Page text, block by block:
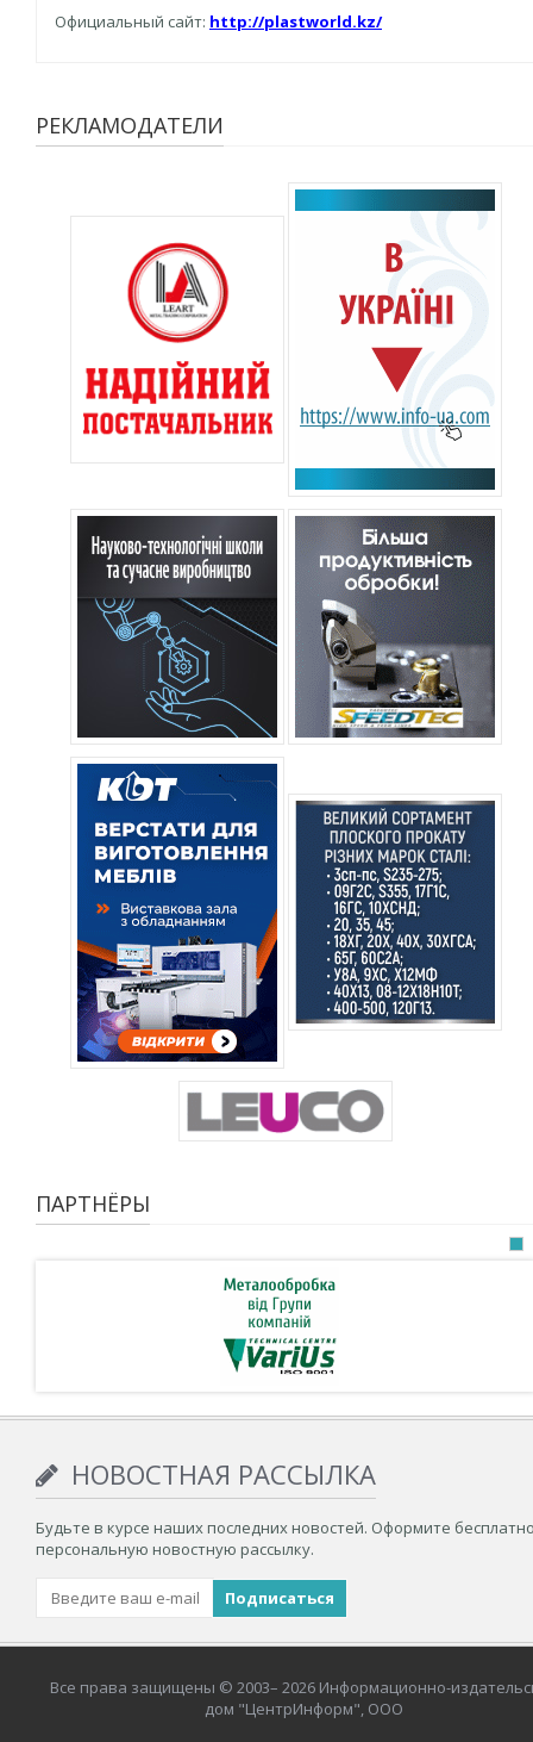
Официальный сайт: http://plastworld.kz/
РЕКЛАМОДАТЕЛИ
ПАРТНЁРЫ
НОВОСТНАЯ РАССЫЛКА
Будьте в курсе наших последних новостей. Оформите
персональную новостную рассылку.
Все права защищены © 2003– 2026 Информационно-
дом "ЦентрИнформ", ООО